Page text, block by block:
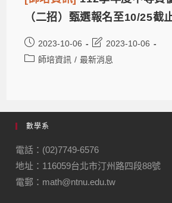
（二招）甄選報名至10/25截
2023-10-06
2023-10-06
師培資訊 / 最新消息
數學系
電話：(02)7749-6576
地址：116059台北市汀州路四段88號
電郵：math@ntnu.edu.tw